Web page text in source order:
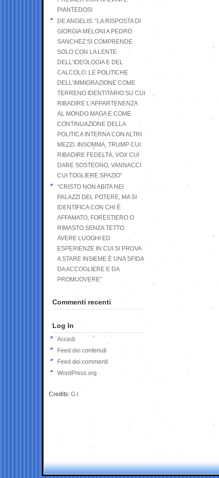
PIANTEDOSI
DE ANGELIS: “LA RISPOSTA DI
GIORGIA MELONI A PEDRO
SANCHEZ SI COMPRENDE
SOLO CON LA LENTE
DELL’IDEOLOGIA E DEL
CALCOLO: LE POLITICHE
DELL’IMMIGRAZIONE COME
TERRENO IDENTITARIO SU CUI
RIBADIRE L’APPARTENENZA
AL MONDO MAGA E COME
CONTINUAZIONE DELLA
POLITICA INTERNA CON ALTRI
MEZZI. INSOMMA, TRUMP CUI
RIBADIRE FEDELTÀ, VOX CUI
DARE SOSTEGNO, VANNACCI
CUI TOGLIERE SPAZIO”
“CRISTO NON ABITA NEI
PALAZZI DEL POTERE, MA SI
IDENTIFICA CON CHI È
AFFAMATO, FORESTIERO O
RIMASTO SENZA TETTO.
AVERE LUOGHI ED
ESPERIENZE IN CUI SI PROVA
A STARE INSIEME È UNA SFIDA
DA ACCOGLIERE E DA
PROMUOVERE”
Commenti recenti
Log In
Accedi
Feed dei contenuti
Feed dei commenti
WordPress.org
Credits: G.I